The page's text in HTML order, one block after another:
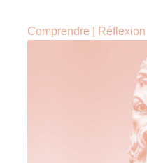
Comprendre Réflexion